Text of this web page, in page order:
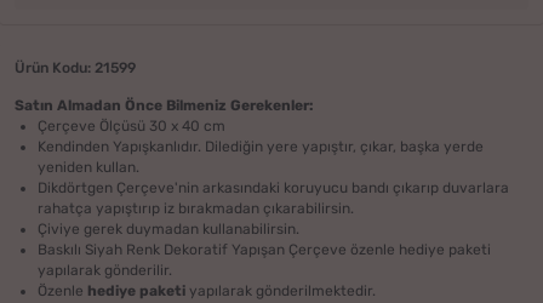
Ürün Kodu: 21599
Satın Almadan Önce Bilmeniz Gerekenler:
Çerçeve Ölçüsü 30 x 40 cm
Kendinden Yapışkanlıdır. Dilediğin yere yapıştır, çıkar, başka yerde
yeniden kullan.
Dikdörtgen Çerçeve'nin arkasındaki koruyucu bandı çıkarıp duvarlara
rahatça yapıştırıp iz bırakmadan çıkarabilirsin.
Çiviye gerek duymadan kullanabilirsin.
Baskılı Siyah Renk Dekoratif Yapışan Çerçeve özenle hediye paketi
yapılarak gönderilir.
Özenle hediye paketi yapılarak gönderilmektedir.